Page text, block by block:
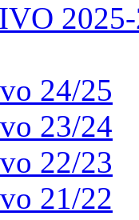
24/25
23/24
22/23
21/22